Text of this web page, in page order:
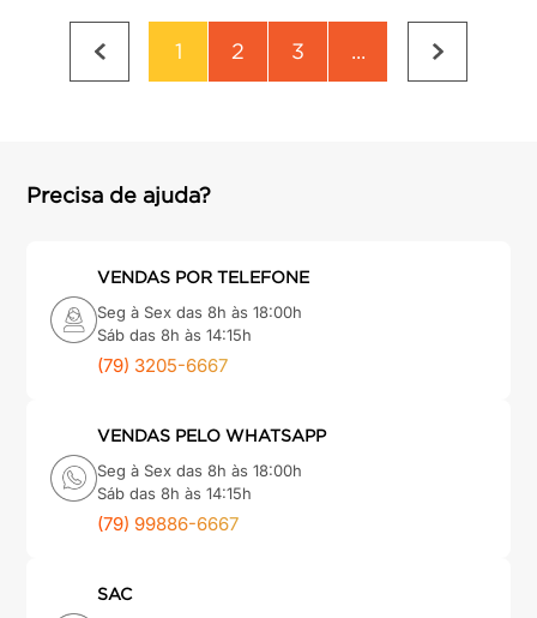
1 2 3 ...
Precisa de ajuda?
VENDAS POR TELEFONE
Seg à Sex das 8h às 18:00h
Sáb das 8h às 14:15h
(79) 3205-6667
VENDAS PELO WHATSAPP
Seg à Sex das 8h às 18:00h
Sáb das 8h às 14:15h
(79) 99886-6667
SAC